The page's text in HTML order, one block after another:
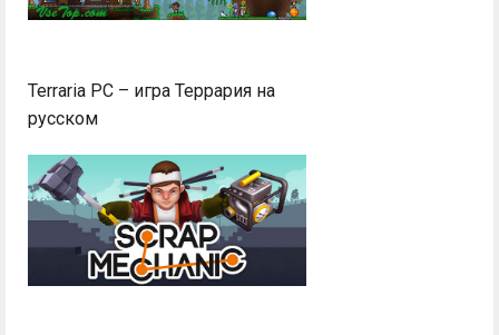
Terraria PC – игра Террария на
русском